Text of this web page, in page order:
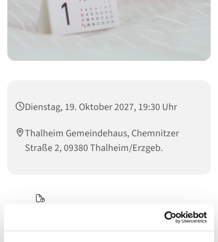
Dienstag, 19. Oktober 2027, 19:30 Uhr
Thalheim Gemeindehaus, Chemnitzer
Straße 2, 09380 Thalheim/Erzgeb.